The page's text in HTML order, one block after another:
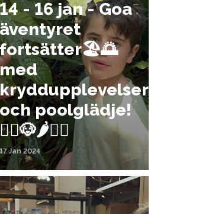
- 16 jan - Goa
och poolglädje!
Jan 2024